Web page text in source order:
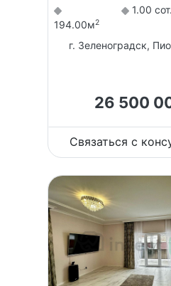
194.00м2
1.00 сот.
г. Зеленоградск,
26 500
Связаться с